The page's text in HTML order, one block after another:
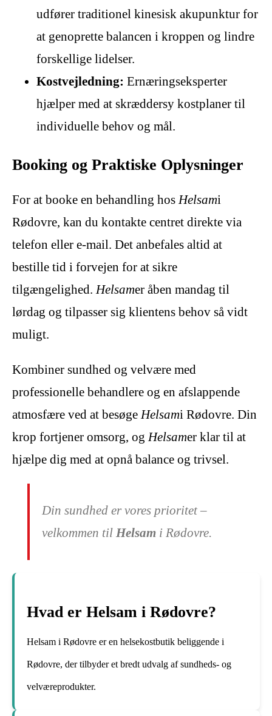
udfører traditionel kinesisk akupunktur for
at genoprette balancen i kroppen og lindre
forskellige lidelser.
Kostvejledning: Ernæringseksperter
hjælper med at skræddersy kostplaner til
individuelle behov og mål.
Booking og Praktiske Oplysninger
For at booke en behandling hosHelsami
Rødovre, kan du kontakte centret direkte via
telefon eller e-mail. Det anbefales altid at
bestille tid i forvejen for at sikre
tilgængelighed.Helsamer åben mandag til
lørdag og tilpasser sig klientens behov så vidt
muligt.
Kombiner sundhed og velvære med
professionelle behandlere og en afslappende
atmosfære ved at besøgeHelsami Rødovre. Din
krop fortjener omsorg, ogHelsamer klar til at
hjælpe dig med at opnå balance og trivsel.
Din sundhed er vores prioritet –
velkommen til Helsam i Rødovre.
Hvad er Helsam i Rødovre?
Helsam i Rødovre er en helsekostbutik beliggende i
Rødovre, der tilbyder et bredt udvalg af sundheds- og
velværeprodukter.